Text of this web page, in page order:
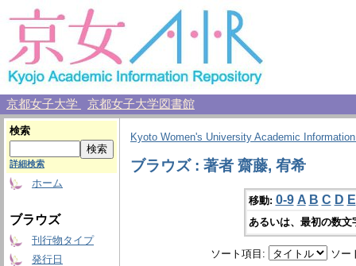
京都女子大学 京都女子大学図書館
検索
詳細検索
ホーム
ブラウズ
刊行物タイプ
発行日
Kyoto Women's University Academic
ブラウズ : 著者 齋藤, 宥希
移動: 0-9 A B C D E
あるいは、最初の数
ソート項目: ソー